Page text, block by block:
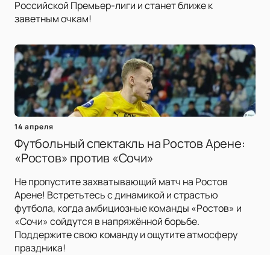
Российской Премьер-лиги и станет ближе к
заветным очкам!
14 апреля
Футбольный спектакль на Ростов Арене:
«Ростов» против «Сочи»
Не пропустите захватывающий матч на Ростов
Арене! Встретьтесь с динамикой и страстью
футбола, когда амбициозные команды «Ростов» и
«Сочи» сойдутся в напряжённой борьбе.
Поддержите свою команду и ощутите атмосферу
праздника!